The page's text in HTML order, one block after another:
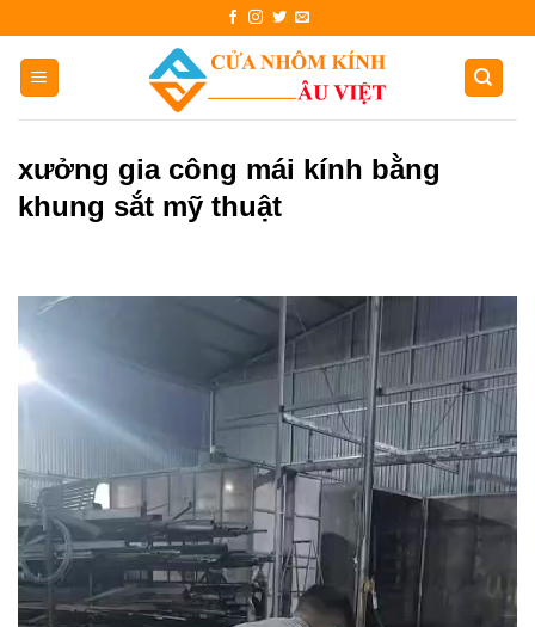
content
xưởng gia công mái kính bằng
khung sắt mỹ thuật
Trình
chơi